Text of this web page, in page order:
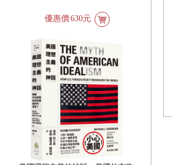
優惠價630元